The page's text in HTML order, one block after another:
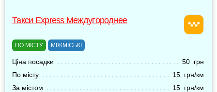
Такси Express Междугороднее
ПО МІСТУ МІЖМІСЬКІ
Ціна посадки
50 грн
По місту
15 грн/км
За містом
15 грн/км